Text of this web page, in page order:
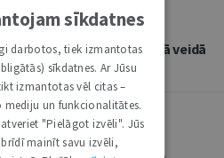
apstrāde audiovizuālā veidā
sīkdatnes
darbotos, tiek izmantotas
sīkdatnes. Ar Jūsu
izmantotas vēl citas –
un funkcionalitātes.
"Pielāgot izvēli". Jūs
mainīt savu izvēli,